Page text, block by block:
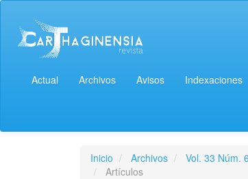
Actual Archivos Avisos Indexaciones
Inicio Archivos
Vol. 33 Núm.
Artículos